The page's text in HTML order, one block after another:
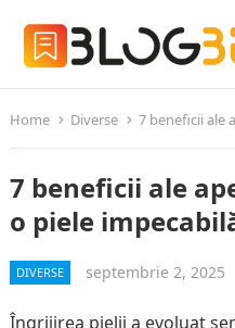
Home Diverse 7 beneficii ale
7 beneficii ale
o piele
DIVERSE septembrie 2, 2025
Îngrijirea pielii a evoluat